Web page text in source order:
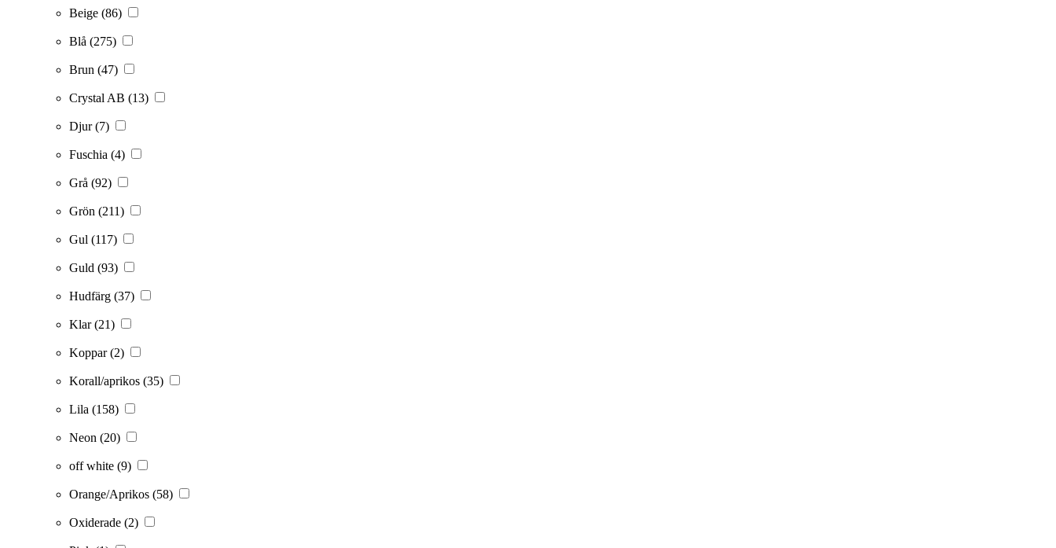
Beige (86)
Blå (275)
Brun (47)
Crystal AB (13)
Djur(7)
Fuschia (4)
Grå (92)
Grön (211)
Gul (117)
Guld (93)
Hudfärg (37)
Klar(21)
Koppar(2)
Korall/aprikos (35)
Lila (158)
Neon (20)
off white (9)
Orange/Aprikos (58)
Oxiderade (2)